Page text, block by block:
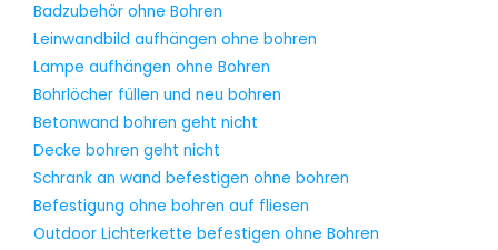
Badzubehör ohne Bohren
Leinwandbild aufhängen ohne bohren
Lampe aufhängen ohne Bohren
Bohrlöcher füllen und neu bohren
Betonwand bohren geht nicht
Decke bohren geht nicht
Schrank an wand befestigen ohne bohren
Befestigung ohne bohren auf fliesen
Outdoor Lichterkette befestigen ohne Bohren